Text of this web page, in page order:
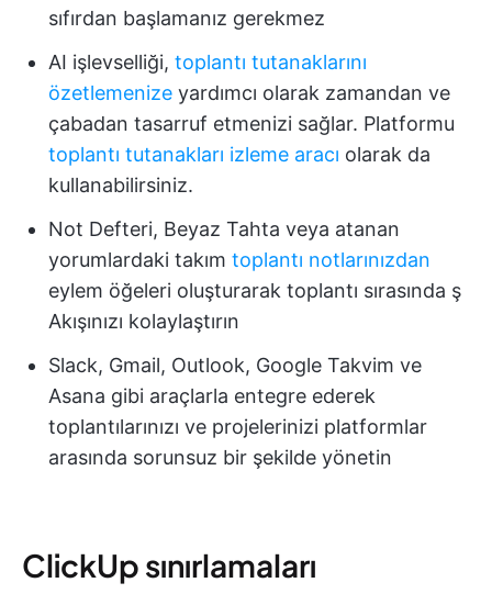
sıfırdan başlamanız gerekmez
AI işlevselliği, toplantı tutanaklarını
özetlemenize yardımcı olarak zamandan ve
çabadan tasarruf etmenizi sağlar. Platformu
toplantı tutanakları izleme aracı olarak da
kullanabilirsiniz.
Not Defteri, Beyaz Tahta veya atanan
yorumlardaki takım toplantı notlarınızdan
eylem öğeleri oluşturarak toplantı sırasında ş
Akışınızı kolaylaştırın
Slack, Gmail, Outlook, Google Takvim ve
Asana gibi araçlarla entegre ederek
toplantılarınızı ve projelerinizi platformlar
arasında sorunsuz bir şekilde yönetin
ClickUp sınırlamaları